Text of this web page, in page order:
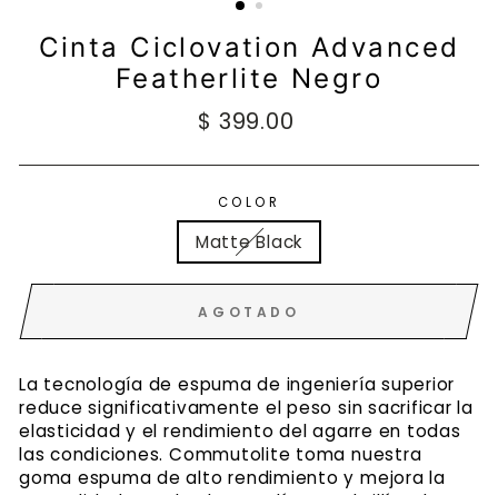
Cinta Ciclovation Advanced
Featherlite Negro
Precio
$ 399.00
COLOR
Matte Black
AGOTADO
La tecnología de espuma de ingeniería superior
reduce significativamente el peso sin sacrificar la
elasticidad y el rendimiento del agarre en todas
las condiciones. Commutolite toma nuestra
goma espuma de alto rendimiento y mejora la